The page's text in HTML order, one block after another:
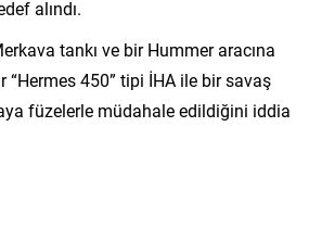
alındı.
tankı ve bir Hummer aracına
“Hermes 450” tipi İHA ile bir savaş
füzelerle müdahale edildiğini iddia